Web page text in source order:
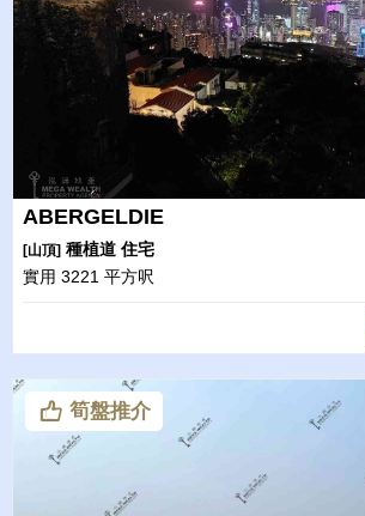
ABERGELDIE
[山頂] 種植道 住宅
實用 3221 平方呎
筍盤推介